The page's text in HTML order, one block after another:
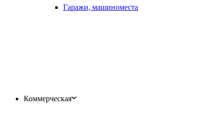
Гаражи, машиноместа
Коммерческая